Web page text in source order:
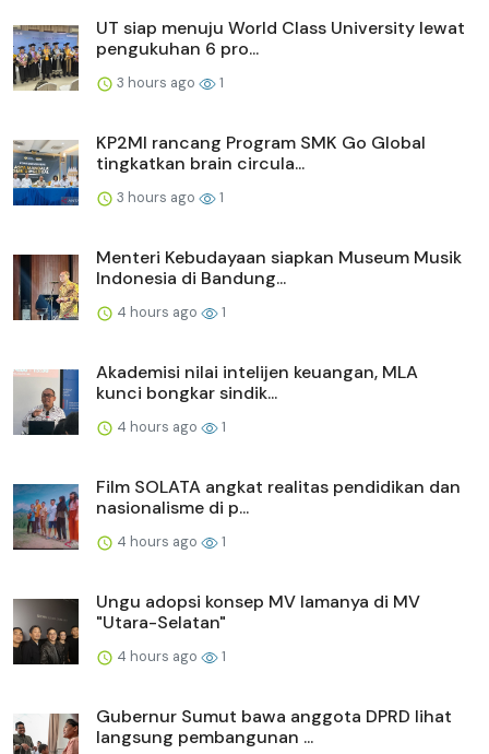
UT siap menuju World Class University lewat
pengukuhan 6 pro...
3 hours ago 1
KP2MI rancang Program SMK Go Global
tingkatkan brain circula...
3 hours ago 1
Menteri Kebudayaan siapkan Museum Musik
Indonesia di Bandung...
4 hours ago 1
Akademisi nilai intelijen keuangan, MLA
kunci bongkar sindik...
4 hours ago 1
Film SOLATA angkat realitas pendidikan dan
nasionalisme di p...
4 hours ago 1
Ungu adopsi konsep MV lamanya di MV
"Utara-Selatan"
4 hours ago 1
Gubernur Sumut bawa anggota DPRD lihat
langsung pembangunan ...